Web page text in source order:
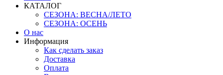
КАТАЛОГ
СЕЗОНА: ВЕСНА/ЛЕТО
СЕЗОНА: ОСЕНЬ
О нас
Информация
Как сделать заказ
Доставка
Оплата